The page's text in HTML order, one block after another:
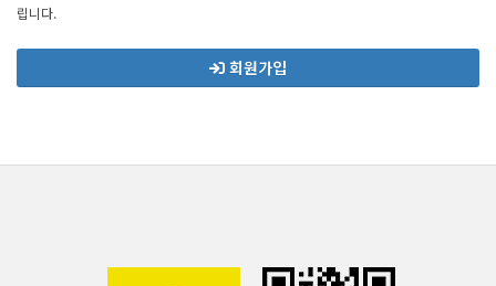
립니다.
회원가입